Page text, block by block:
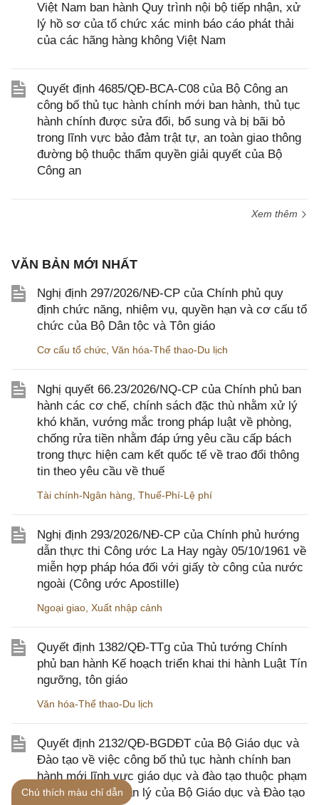
Việt Nam ban hành Quy trình nội bộ tiếp nhận, xử
lý hồ sơ của tổ chức xác minh báo cáo phát thải
của các hãng hàng không Việt Nam
Quyết định 4685/QĐ-BCA-C08 của Bộ Công an
công bố thủ tục hành chính mới ban hành, thủ tục
hành chính được sửa đổi, bổ sung và bị bãi bỏ
trong lĩnh vực bảo đảm trật tự, an toàn giao thông
đường bộ thuộc thẩm quyền giải quyết của Bộ
Công an
Xem thêm
VĂN BẢN MỚI NHẤT
Nghị định 297/2026/NĐ-CP của Chính phủ quy
định chức năng, nhiệm vụ, quyền hạn và cơ cấu tổ
chức của Bộ Dân tộc và Tôn giáo
Cơ cấu tổ chức Văn hóa-Thể thao-Du lịch
Nghị quyết 66.23/2026/NQ-CP của Chính phủ ban
hành các cơ chế, chính sách đặc thù nhằm xử lý
khó khăn, vướng mắc trong pháp luật về phòng,
chống rửa tiền nhằm đáp ứng yêu cầu cấp bách
trong thực hiện cam kết quốc tế về trao đổi thông
tin theo yêu cầu về thuế
Tài chính-Ngân hàng Thuế-Phí-Lệ phí
Nghị định 293/2026/NĐ-CP của Chính phủ hướng
dẫn thực thi Công ước La Hay ngày 05/10/1961 về
miễn hợp pháp hóa đối với giấy tờ công của nước
ngoài (Công ước Apostille)
Ngoại giao Xuất nhập cảnh
Quyết định 1382/QĐ-TTg của Thủ tướng Chính
phủ ban hành Kế hoạch triển khai thi hành Luật Tín
ngưỡng, tôn giáo
Văn hóa-Thể thao-Du lịch
Quyết định 2132/QĐ-BGDĐT của Bộ Giáo dục và
Đào tạo về việc công bố thủ tục hành chính ban
hành mới lĩnh vực giáo dục và đào tạo thuộc phạm
vi, chức năng quản lý của Bộ Giáo dục và Đào tạo
Chú thích màu chỉ dẫn